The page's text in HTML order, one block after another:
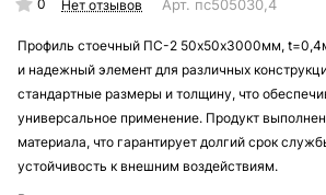
0 Нет отзывов Арт. пс505030,4
Профиль стоечный ПС-2 50х50х3000мм,
и надежный элемент для различных
стандартные размеры и толщину, что
универсальное применение. Продукт
материала, что гарантирует долгий срок
устойчивость к внешним воздействиям.